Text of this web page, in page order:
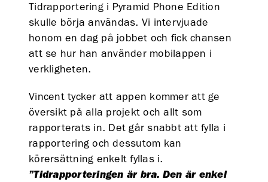
Tidrapportering i Pyramid Phone Edition
skulle börja användas. Vi intervjuade
honom en dag på jobbet och fick chansen
att se hur han använder mobilappen i
verkligheten.
Vincent tycker att appen kommer att ge
översikt på alla projekt och allt som
rapporterats in. Det går snabbt att fylla i
rapportering och dessutom kan
körersättning enkelt fyllas i.
”Tidrapporteringen är bra. Den är enkel